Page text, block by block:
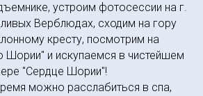
устроим фотосессии на г.
Верблюдах, сходим на гору
кресту, посмотрим на
Шории" и искупаемся в чистейшем
"Сердце Шории"!
можно расслабиться в спа,